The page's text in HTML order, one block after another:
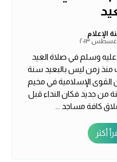
الإعلام
وسلم في صلاة العيد
منذ زمن ليس بالبعيد سنة
القوى الإسلامية في مخيم
من جديد فكان النداء قبل
كافة مساجد ...
أكثر